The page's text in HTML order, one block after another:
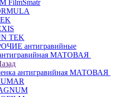
FilmSmatr
TEK
антигравийные
МАТОВАЯ
антигравийная МАТОВАЯ